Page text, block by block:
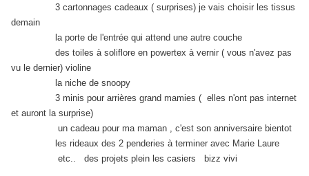
3 cartonnages cadeaux ( surprises) je vais choisir les tissus
demain
la porte de l'entrée qui attend une autre couche
des toiles à soliflore en powertex à vernir ( vous n'avez pas
vu le dernier) violine
la niche de snoopy
3 minis pour arrières grand mamies ( elles n'ont pas internet
et auront la surprise)
un cadeau pour ma maman , c'est son anniversaire bientot
les rideaux des 2 penderies à terminer avec Marie Laure
etc.. des projets plein les casiers bizz vivi